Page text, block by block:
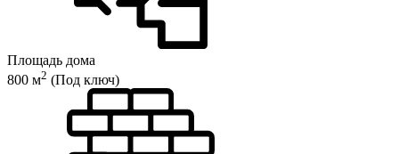
Площадь дома
800 м2 (Под ключ)